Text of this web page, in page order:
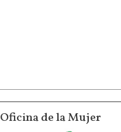
Oficina de la Mujer